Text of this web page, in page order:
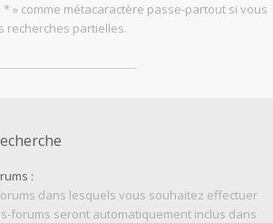
» comme métacaractère passe-partout si vous
recherches partielles.
:
dans lesquels vous souhaitez effectuer
forums seront automatiquement inclus dans